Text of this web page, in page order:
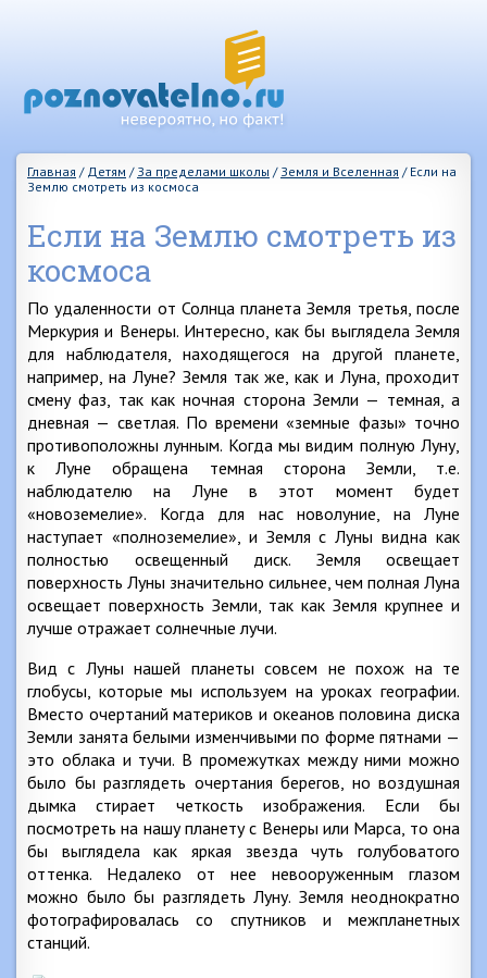
Главная / Детям / За пределами школы / Земля и Вселенная / Если на
Землю смотреть из космоса
Если на Землю смотреть из
космоса
По удаленности от Солнца планета Земля третья, после
Меркурия и Венеры. Интересно, как бы выглядела Земля
для наблюдателя, находящегося на другой планете,
например, на Луне? Земля так же, как и Луна, проходит
смену фаз, так как ночная сторона Земли — темная, а
дневная — светлая. По времени «земные фазы» точно
противоположны лунным. Когда мы видим полную Луну,
к Луне обращена темная сторона Земли, т.е.
наблюдателю на Луне в этот момент будет
«новоземелие». Когда для нас новолуние, на Луне
наступает «полноземелие», и Земля с Луны видна как
полностью освещенный диск. Земля освещает
поверхность Луны значительно сильнее, чем полная Луна
освещает поверхность Земли, так как Земля крупнее и
лучше отражает солнечные лучи.
Вид с Луны нашей планеты совсем не похож на те
глобусы, которые мы используем на уроках географии.
Вместо очертаний материков и океанов половина диска
Земли занята белыми изменчивыми по форме пятнами —
это облака и тучи. В промежутках между ними можно
было бы разглядеть очертания берегов, но воздушная
дымка стирает четкость изображения. Если бы
посмотреть на нашу планету с Венеры или Марса, то она
бы выглядела как яркая звезда чуть голубоватого
оттенка. Недалеко от нее невооруженным глазом
можно было бы разглядеть Луну. Земля неоднократно
фотографировалась со спутников и межпланетных
станций.